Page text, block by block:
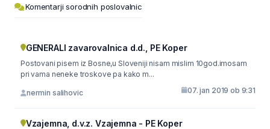
Komentarji sorodnih poslovalnic
GENERALI zavarovalnica d.d., PE Koper
Postovani pisem iz Bosne,u Sloveniji nisam mislim 10god.imosam
pri vama neneke troskove pa kako m...
nermin salihovic 07. jan 2019 ob 9:31
Vzajemna, d.v.z. Vzajemna - PE Koper